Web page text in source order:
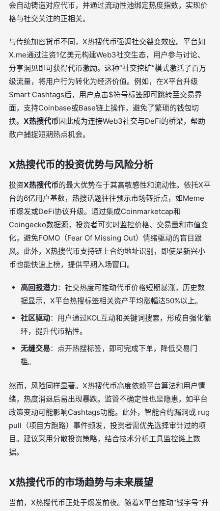
会自动铸造对应代币，并通过流动性池绑定热度指数，实现价
格与社交关注的正相关。
与传统加密货币不同，X热搜代币强调社交裂变效应。平台如
X.me通过注资1亿美元构建Web3社交生态，用户参与讨论、
分享洞见即可获得代币激励。这种“社交挖矿”模式激活了百万
级流量，将用户行为转化为经济价值。例如，在X平台升级
Smart Cashtags后，用户点击$符号标签即可跳转至交易界
面，支持Coinbase或Base链上操作，避免了繁琐的钱包切
换。 X热搜代币因此成为连接Web3社交与DeFi的桥梁，帮助
散户捕捉短期热点机会。
X热搜代币的投资优势与风险分析
投资X热搜代币的最大优势在于其高敏感性和流动性。依托X平
台的6亿用户基数，热搜话题往往预示市场转折点，如Meme
币爆发或DeFi协议升级。通过集成Coinmarketcap和
Coingecko数据源，投资者可实时监控价格、交易量和市值变
化，避免FOMO（Fear Of Missing Out）情绪驱动的盲目跟
风。此外，X热搜代币支持链上合约地址识别，即使是新兴小
币也能快速上榜，提供早期入场窗口。
高回报潜力：社交热度可推动代币价格短期暴涨，历史数
据显示，X平台热搜标签相关资产平均涨幅达50%以上。
社区驱动：用户通过KOL互动和关键词搜索，形成自强化循
环，提升代币粘性。
无缝交易：点开热搜标签，即可完成下单，降低交易门
槛。
然而，风险同样显著。X热搜代币高度依赖平台算法和用户情
绪，热度消退后易出现暴跌。监管不确定性也是隐患，如平台
政策变动可能影响Cashtags功能。此外，智能合约漏洞或 rug
pull（项目方跑路）事件频发，投资者需优先选择审计过的项
目。建议采用分散投资策略，结合技术分析工具监控链上数
据。
X热搜代币的市场趋势与未来展望
当前，X热搜代币正处于爆发前夜。随着X平台推动“钱字号”升